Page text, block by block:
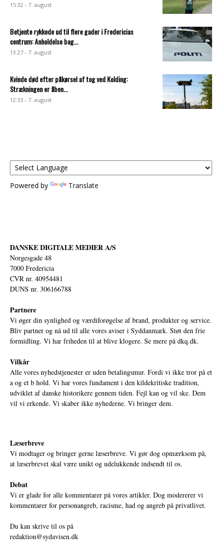
15:32 - 7. august
Betjente rykkede ud til flere gader i Fredericias
centrum: Anholdelse bag...
13:27 - 7. august
Kvinde død efter påkørsel af tog ved Kolding:
Strækningen er åben...
12:33 - 7. august
Powered by Translate
DANSKE DIGITALE MEDIER A/S
Norgesgade 48
7000 Fredericia
CVR nr. 40954481
DUNS nr. 306166788
Partnere
Vi øger din synlighed og værdiforøgelse af brand, produkter og service.
Bliv partner og nå ud til alle vores aviser i Syddanmark. Støt den frie
formidling. Vi har friheden til at blive klogere. Se mere på dkq.dk.
Vilkår
Alle vores nyhedstjenester er uden betalingsmur. Fordi vi ikke tror på et
a og et b hold. Vi har vores fundament i den kildekritiske tradition,
udviklet af danske historikere gennem tiden. Fejl kan og vil ske. Dem
vil vi erkende. Vi skaber ikke nyhederne. Vi bringer dem.
Læserbreve
Vi modtager og bringer gerne læserbreve. Vi gør dog opmærksom på,
at læserbrevet skal være unikt og udelukkende indsendt til os.
Debat
Vi er glade for alle kommentarer på vores artikler. Dog modererer vi
kommentarer for personangreb, racisme, had og angreb på privatlivet.
Du kan skrive til os på
redaktion@sydavisen.dk